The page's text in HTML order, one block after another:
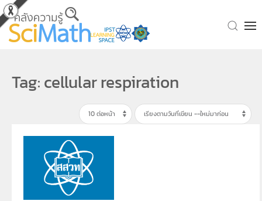
Skip to main content
Tag: cellular respiration